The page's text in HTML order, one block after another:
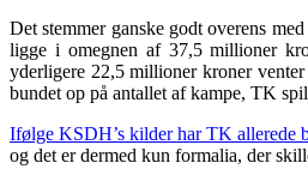
Det stemmer ganske godt overens
ligge i omegnen af 37,5 millioner
yderligere 22,5 millioner kroner venter
bundet op på antallet af kampe, TK
Ifølge KSDH’s kilder har TK allerede
og det er dermed kun formalia, der